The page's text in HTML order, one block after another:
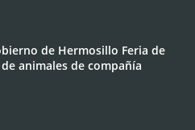
de Hermosillo Feria de
animales de compañía